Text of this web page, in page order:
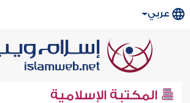
عربي
المكتبة الإسلامية